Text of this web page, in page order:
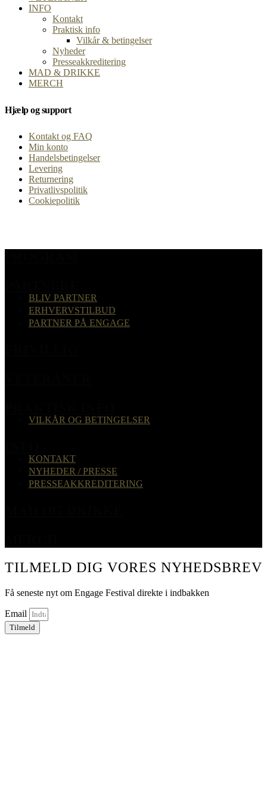
INFO
Kontakt
Praktisk info
Vilkår & betingelser
Nyheder
Presseakkreditering
MAD & DRIKKE
MERCH
Hjælp og support
Kontakt og FAQ
Min konto
Handelsbetingelser
Levering
Returnering
Privatlivspolitik
Cookiepolitik
BLIV PARTNER
ERHVERVSTILBUD
PARTNER PÅ ENGAGE
VILKÅR OG BETINGELSER
KONTAKT
NYHEDER / PRESSE
PRESSEAKKREDITERING
TILMELD DIG VORES NYHEDSBREV
Få seneste nyt om Engage Festival direkte i indbakken
Email
Tilmeld